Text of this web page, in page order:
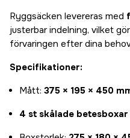
Ryggsäcken levereras med
justerbar indelning, vilket
förvaringen efter dina
Specifikationer:
Mått: 375 × 195 × 450
4 st skålade betesboxar